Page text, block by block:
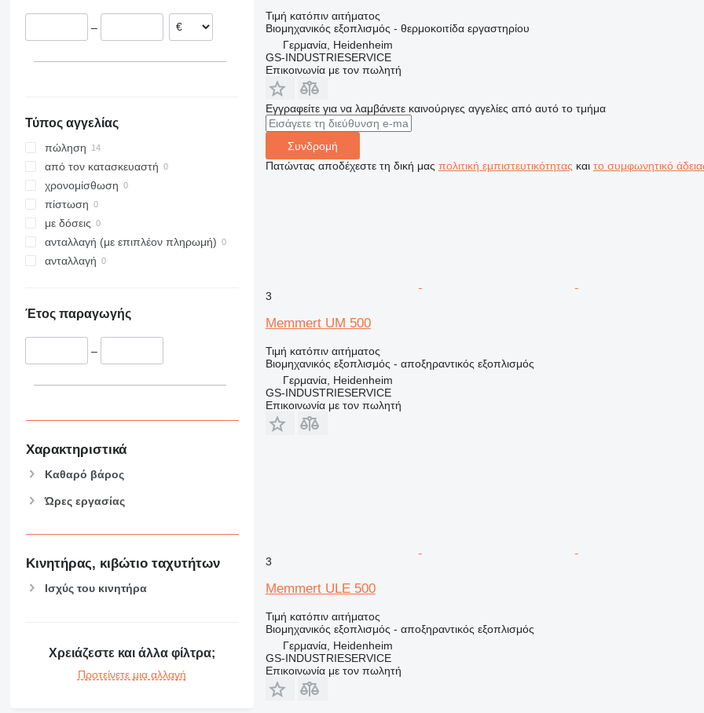
Βέλγιο
–
Τύπος αγγελίας
πώληση
από τον κατασκευαστή
χρονομίσθωση
πίστωση
με δόσεις
ανταλλαγή (με επιπλέον πληρωμή)
ανταλλαγή
Έτος παραγωγής
–
Χαρακτηριστικά
Καθαρό βάρος
Ώρες εργασίας
Κινητήρας, κιβώτιο ταχυτήτων
Ισχύς του κινητήρα
Χρειάζεστε και άλλα φίλτρα;
Προτείνετε μια αλλαγή
Τιμή κατόπιν αιτήματος
Βιομηχανικός εξοπλισμός - θερμοκοιτίδα εργαστηρίου
Γερμανία, Heidenheim
GS-INDUSTRIESERVICE
Επικοινωνία με τον πωλητή
Εγγραφείτε για να λαμβάνετε καινούριγες αγγελίες από αυτό το τμήμα
Συνδρομή
Πατώντας αποδέχεστε τη δική μας πολιτική εμπιστευτικότητας και το συμφωνητικό
3
Memmert UM 500
Τιμή κατόπιν αιτήματος
Βιομηχανικός εξοπλισμός - αποξηραντικός εξοπλισμός
Γερμανία, Heidenheim
GS-INDUSTRIESERVICE
Επικοινωνία με τον πωλητή
3
Memmert ULE 500
Τιμή κατόπιν αιτήματος
Βιομηχανικός εξοπλισμός - αποξηραντικός εξοπλισμός
Γερμανία, Heidenheim
GS-INDUSTRIESERVICE
Επικοινωνία με τον πωλητή